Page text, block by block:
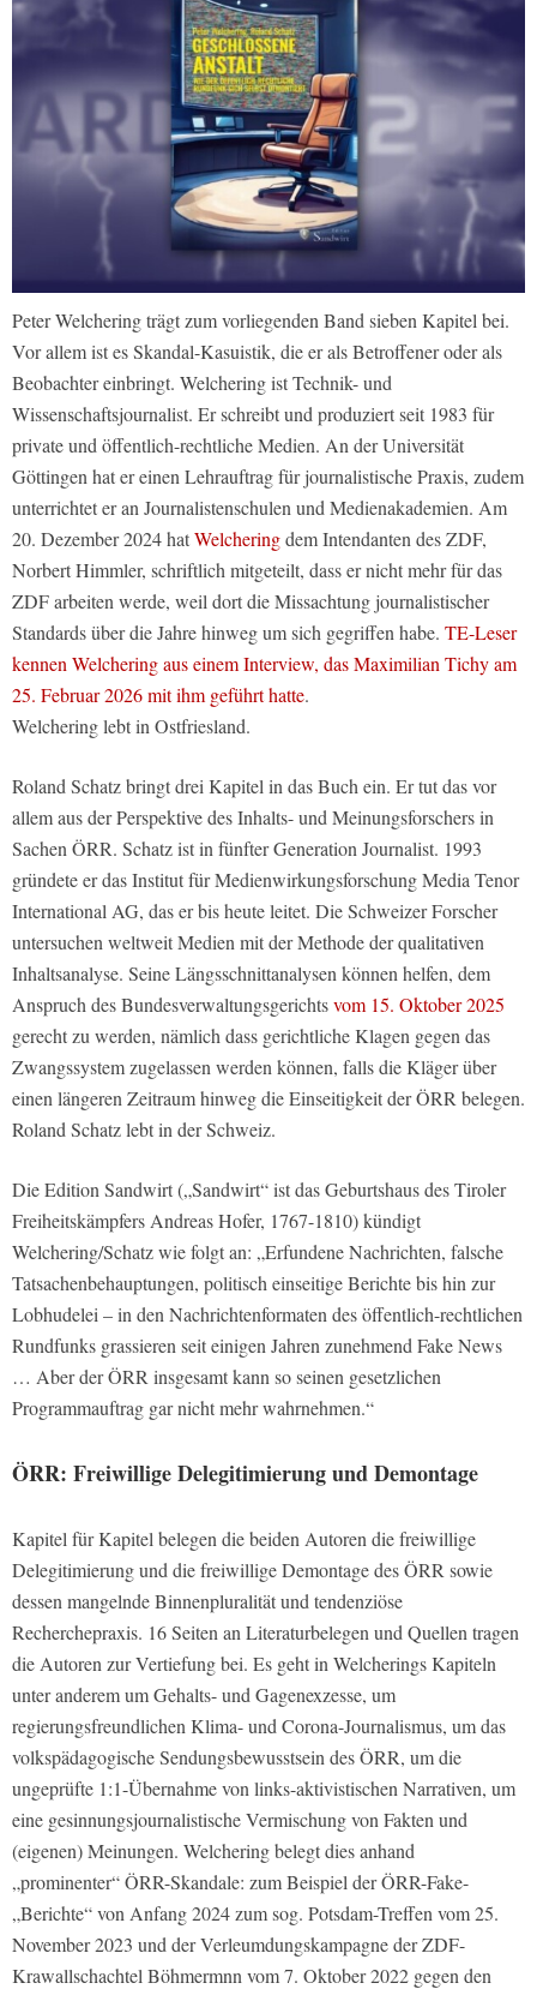
Peter Welchering trägt zum vorliegenden Band sieben Kapitel bei.
Vor allem ist es Skandal-Kasuistik, die er als Betroffener oder als
Beobachter einbringt. Welchering ist Technik- und
Wissenschaftsjournalist. Er schreibt und produziert seit 1983 für
private und öffentlich-rechtliche Medien. An der Universität
Göttingen hat er einen Lehrauftrag für journalistische Praxis, zudem
unterrichtet er an Journalistenschulen und Medienakademien. Am
20. Dezember 2024 hatWelcheringdem Intendanten des ZDF,
Norbert Himmler, schriftlich mitgeteilt, dass er nicht mehr für das
ZDF arbeiten werde, weil dort die Missachtung journalistischer
Standards über die Jahre hinweg um sich gegriffen habe. TE-Leser
kennen Welchering aus einem Interview, das Maximilian Tichy am
25. Februar 2026 mit ihm geführt hatte.
Welchering lebt in Ostfriesland.
Roland Schatz bringt drei Kapitel in das Buch ein. Er tut das vor
allem aus der Perspektive des Inhalts- und Meinungsforschers in
Sachen ÖRR. Schatz ist in fünfter Generation Journalist. 1993
gründete er das Institut für Medienwirkungsforschung Media Tenor
International AG, das er bis heute leitet. Die Schweizer Forscher
untersuchen weltweit Medien mit der Methode der qualitativen
Inhaltsanalyse. Seine Längsschnittanalysen können helfen, dem
Anspruch des Bundesverwaltungsgerichtsvom 15. Oktober 2025
gerecht zu werden, nämlich dass gerichtliche Klagen gegen das
Zwangssystem zugelassen werden können, falls die Kläger über
einen längeren Zeitraum hinweg die Einseitigkeit der ÖRR belegen.
Roland Schatz lebt in der Schweiz.
Die Edition Sandwirt („Sandwirt“ ist das Geburtshaus des Tiroler
Freiheitskämpfers Andreas Hofer, 1767-1810) kündigt
Welchering/Schatz wie folgt an: „Erfundene Nachrichten, falsche
Tatsachenbehauptungen, politisch einseitige Berichte bis hin zur
Lobhudelei – in den Nachrichtenformaten des öffentlich-rechtlichen
Rundfunks grassieren seit einigen Jahren zunehmend Fake News
… Aber der ÖRR insgesamt kann so seinen gesetzlichen
Programmauftrag gar nicht mehr wahrnehmen.“
ÖRR: Freiwillige Delegitimierung und Demontage
Kapitel für Kapitel belegen die beiden Autoren die freiwillige
Delegitimierung und die freiwillige Demontage des ÖRR sowie
dessen mangelnde Binnenpluralität und tendenziöse
Recherchepraxis. 16 Seiten an Literaturbelegen und Quellen tragen
die Autoren zur Vertiefung bei. Es geht in Welcherings Kapiteln
unter anderem um Gehalts- und Gagenexzesse, um
regierungsfreundlichen Klima- und Corona-Journalismus, um das
volkspädagogische Sendungsbewusstsein des ÖRR, um die
ungeprüfte 1:1-Übernahme von links-aktivistischen Narrativen, um
eine gesinnungsjournalistische Vermischung von Fakten und
(eigenen) Meinungen. Welchering belegt dies anhand
„prominenter“ ÖRR-Skandale: zum Beispiel der ÖRR-Fake-
„Berichte“ von Anfang 2024 zum sog. Potsdam-Treffen vom 25.
November 2023 und der Verleumdungskampagne der ZDF-
Krawallschachtel Böhmermnn vom 7. Oktober 2022 gegen den